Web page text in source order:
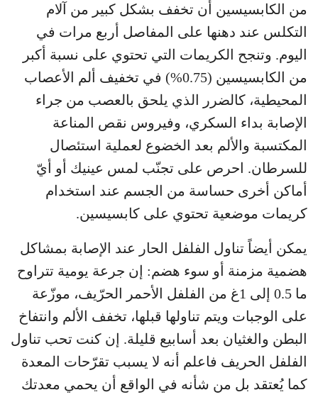
من الكابسيسين أن تخفف بشكل كبير من آلام
التكلس عند دهنها على المفاصل أربع مرات في
اليوم. وتنجح الكريمات التي تحتوي على نسبة أكبر
من الكابسيسين (0.75%) في تخفيف ألم الأعصاب
المحيطية، كالضرر الذي يلحق بالعصب من جراء
الإصابة بداء السكري، وفيروس نقص المناعة
المكتسبة والألم بعد الخضوع لعملية استئصال
للسرطان. احرص على تجنّب لمس عينيك أو أيّ
أماكن أخرى حساسة من الجسم عند استخدام
كريمات موضعية تحتوي على كابسيسين.
يمكن أيضاً تناول الفلفل الحار عند الإصابة بمشاكل
هضمية مزمنة أو سوء هضم: إن جرعة يومية تتراوح
ما 0.5 إلى 1غ من الفلفل الأحمر الحرّيف، موزّعة
على الوجبات ويتم تناولها قبلها، تخفف الألم وانتفاخ
البطن والغثيان بعد أسابيع قليلة. إن كنت تحب تناول
الفلفل الحريف فاعلم أنه لا يسبب تقرّحات المعدة
كما يُعتقد بل من شأنه في الواقع أن يحمي معدتك